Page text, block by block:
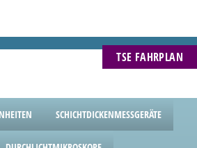
TSE FAHRPLAN
SCHICHTDICKENMESSGERÄTE